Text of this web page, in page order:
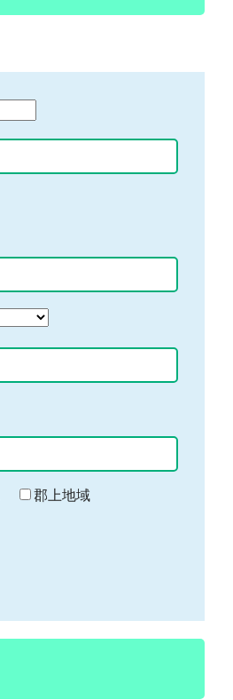
郡上地域